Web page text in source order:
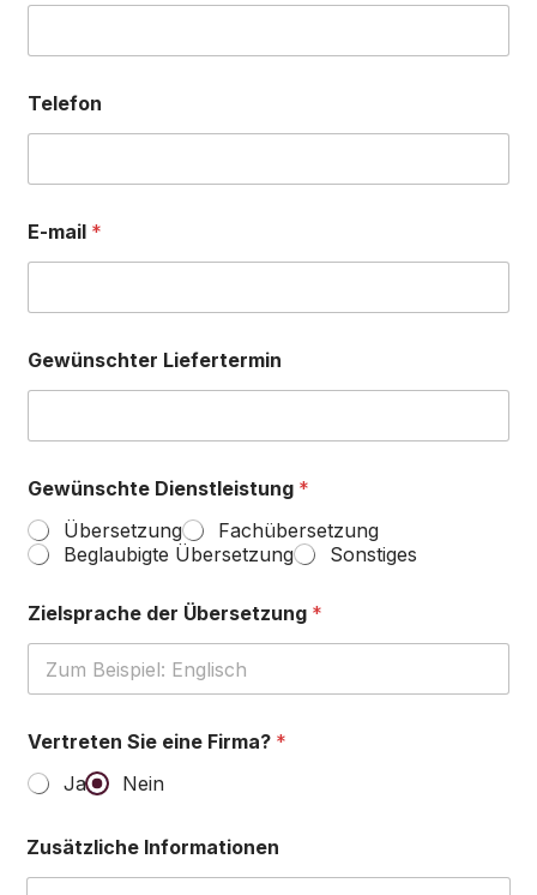
Telefon
E-mail *
Gewünschter Liefertermin
Gewünschte Dienstleistung *
Übersetzung
Fachübersetzung
Beglaubigte Übersetzung
Sonstiges
Zielsprache der Übersetzung *
Vertreten Sie eine Firma? *
Ja
Nein
Zusätzliche Informationen